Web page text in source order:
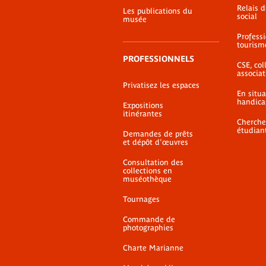
Les publications du
musée
PROFESSIONNELS
Privatisez les espaces
Expositions
itinérantes
Demandes de prêts
et dépôt d'œuvres
Consultation des
collections en
muséothèque
Tournages
Commande de
photographies
Charte Marianne
Relais
social
CSE,
En